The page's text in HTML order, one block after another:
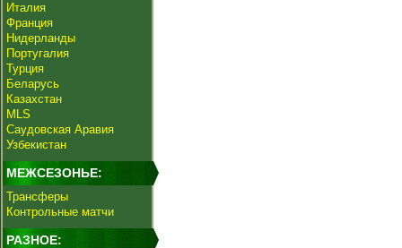
Италия
Франция
Нидерланды
Португалия
Турция
Беларусь
Казахстан
MLS
Саудовская Аравия
Узбекистан
МЕЖСЕЗОНЬЕ:
Трансферы
Контрольные матчи
РАЗНОЕ: